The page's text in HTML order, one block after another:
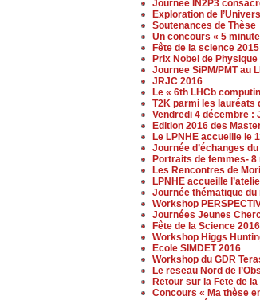
Journée IN2P3
Exploration de
Soutenances de Thèse
Un concours « 5
Fête de la science
Prix Nobel de Physique
Journee SiPM/PMT au
JRJC 2016
Le « 6th LHCb
T2K parmi les lauréats
Vendredi 4 décembre :
Edition 2016 des
Le LPNHE accueille le
Journée d’échanges
Portraits de femmes- 8
Les Rencontres de
LPNHE accueille
Journée thématique du
Workshop
Journées Jeunes
Fête de la Science 2016
Workshop Higgs
Ecole SIMDET 2016
Workshop du GDR
Le reseau Nord de
Retour sur la Fete de
Concours « Ma thèse